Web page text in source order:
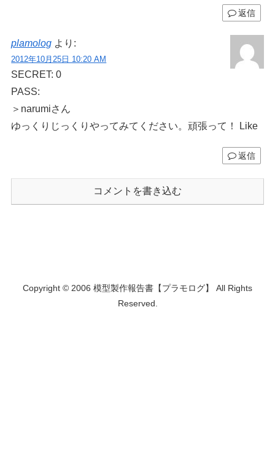
返信
plamolog より:
2012年10月25日 10:20 AM
SECRET: 0
PASS:
＞narumiさん
ゆっくりじっくりやってみてください。頑張って！ Like
返信
コメントを書き込む
Copyright © 2006 模型製作報告書【プラモログ】 All Rights
Reserved.